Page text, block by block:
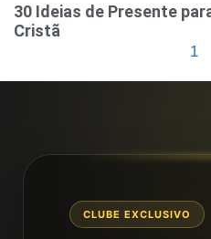
30 Ideias de Presente
Cristã
1
CLUBE EXCLUSIVO